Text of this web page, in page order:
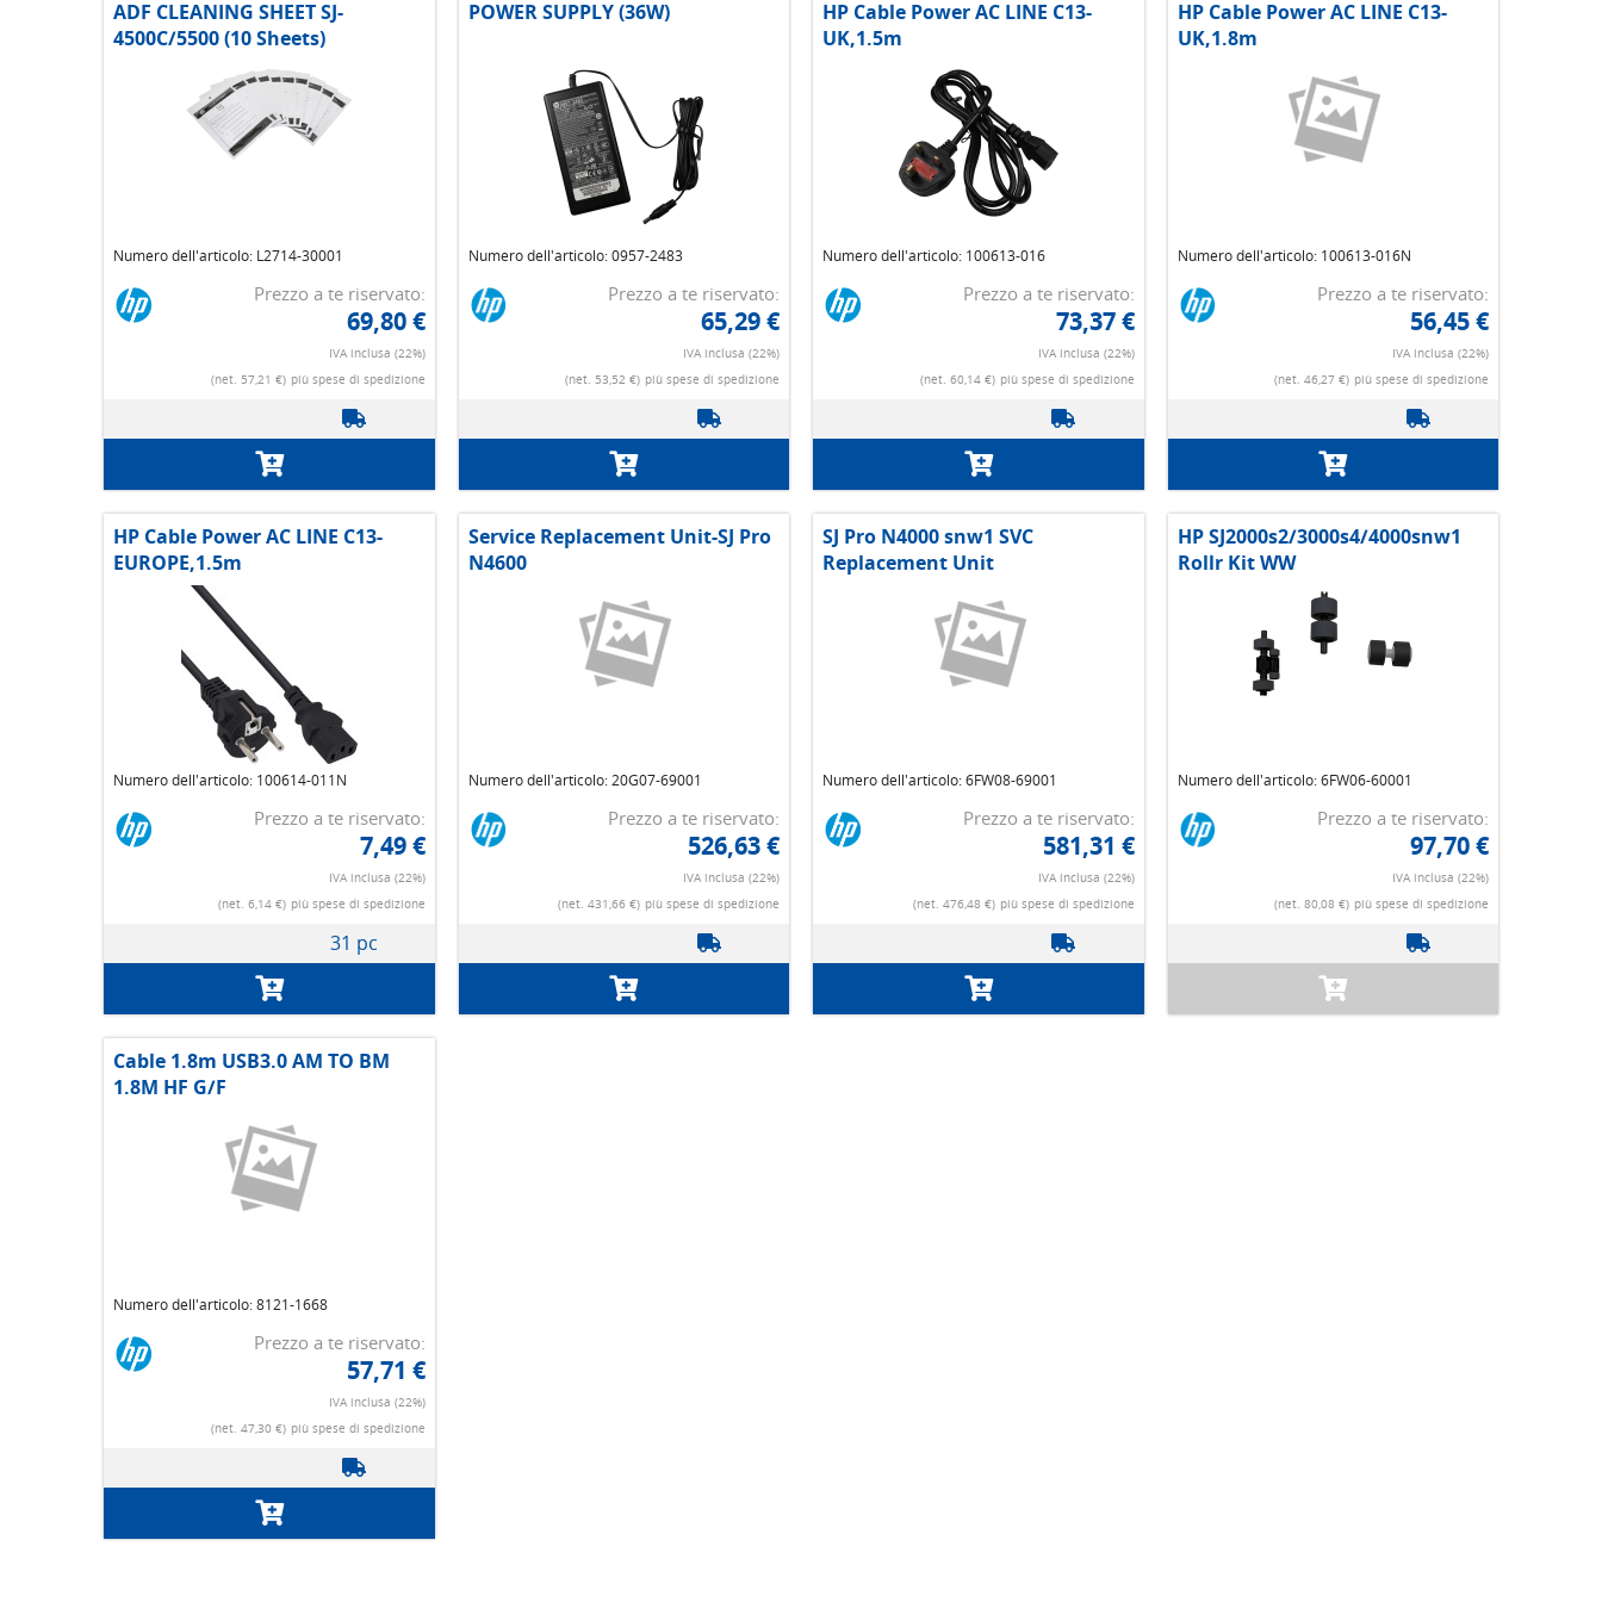
ADF CLEANING SHEET SJ-
4500C/5500 (10 Sheets)
Numero dell'articolo: L2714-30001
Prezzo a te riservato:
69,80 €
IVA inclusa (22%)
(net. 57,21 €) più spese di spedizione
POWER SUPPLY (36W)
Numero dell'articolo: 0957-2483
Prezzo a te riservato:
65,29 €
IVA inclusa (22%)
(net. 53,52 €) più spese di spedizione
HP Cable Power AC LINE C13-
UK,1.5m
Numero dell'articolo: 100613-016
Prezzo a te riservato:
73,37 €
IVA inclusa (22%)
(net. 60,14 €) più spese di spedizione
HP Cable Power AC LINE C13-
UK,1.8m
Numero dell'articolo: 100613-016N
Prezzo a te riservato:
56,45 €
IVA inclusa (22%)
(net. 46,27 €) più spese di spedizione
HP Cable Power AC LINE C13-
EUROPE,1.5m
Numero dell'articolo: 100614-011N
Prezzo a te riservato:
7,49 €
IVA inclusa (22%)
(net. 6,14 €) più spese di spedizione
31 pc
Service Replacement Unit-SJ Pro
N4600
Numero dell'articolo: 20G07-69001
Prezzo a te riservato:
526,63 €
IVA inclusa (22%)
(net. 431,66 €) più spese di spedizione
SJ Pro N4000 snw1 SVC
Replacement Unit
Numero dell'articolo: 6FW08-69001
Prezzo a te riservato:
581,31 €
IVA inclusa (22%)
(net. 476,48 €) più spese di spedizione
HP SJ2000s2/3000s4/4000snw1
Rollr Kit WW
Numero dell'articolo: 6FW06-60001
Prezzo a te riservato:
97,70 €
IVA inclusa (22%)
(net. 80,08 €) più spese di spedizione
Cable 1.8m USB3.0 AM TO BM
1.8M HF G/F
Numero dell'articolo: 8121-1668
Prezzo a te riservato:
57,71 €
IVA inclusa (22%)
(net. 47,30 €) più spese di spedizione